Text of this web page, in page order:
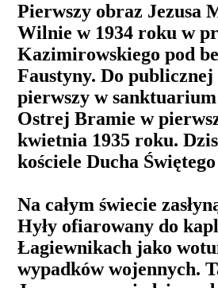
Pierwszy obraz Jezusa
Wilnie w 1934 roku w
Kazimirowskiego pod
Faustyny. Do publicznej
pierwszy w
Ostrej Bramie w
kwietnia 1935 roku.
kościele Ducha
Na całym świecie
Hyły ofiarowany do
Łagiewnikach jako
wypadków wojennych.